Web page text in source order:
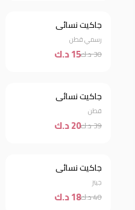
خصم 50%
جاكيت نسائي
رسمي قطن
30 د.ك 15 د.ك
خصم 49%
جاكيت نسائي
قطن
39 د.ك 20 د.ك
خصم 55%
جاكيت نسائي
جينز
40 د.ك 18 د.ك